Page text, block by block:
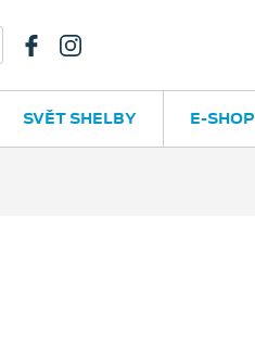
SVĚT SHELBY E-SHOP